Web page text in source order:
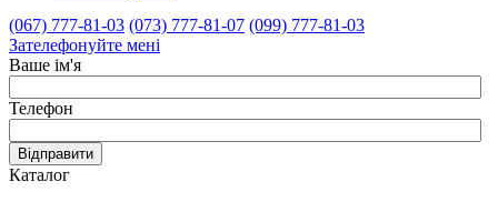
(067) 777-81-03 (073) 777-81-07 (099) 777-81-03
Зателефонуйте мені
Ваше ім'я
Телефон
Відправити
Каталог